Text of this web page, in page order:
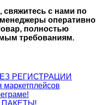
свяжитесь с нами по
оперативно
полностью
требованиям.
РЕГИСТРАЦИИ
ПАКЕТЫ!